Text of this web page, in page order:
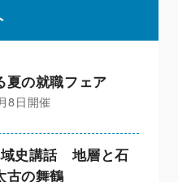
夏の就職フェア
8日開催
史講話 地層と石
古の舞鶴